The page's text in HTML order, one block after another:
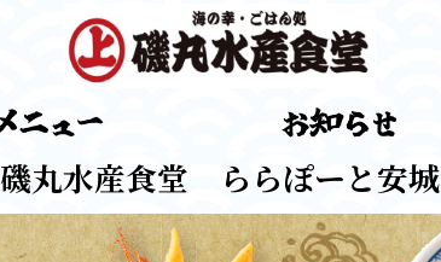
磯丸水産食堂 ららぽーと安城